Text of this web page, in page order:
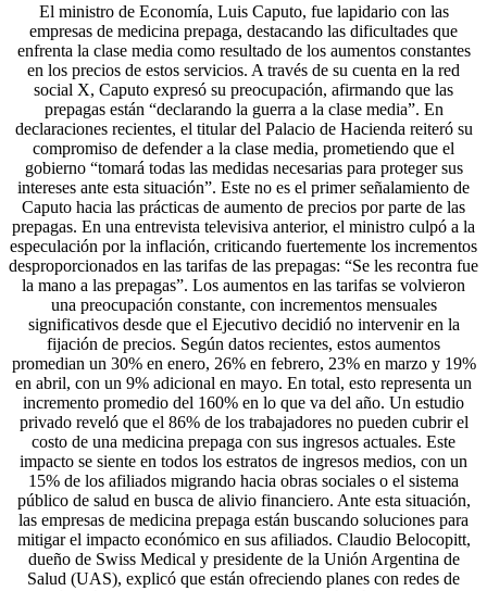
El ministro de Economía, Luis Caputo, fue lapidario con las
empresas de medicina prepaga, destacando las dificultades que
enfrenta la clase media como resultado de los aumentos constantes
en los precios de estos servicios. A través de su cuenta en la red
social X, Caputo expresó su preocupación, afirmando que las
prepagas están “declarando la guerra a la clase media”. En
declaraciones recientes, el titular del Palacio de Hacienda reiteró su
compromiso de defender a la clase media, prometiendo que el
gobierno “tomará todas las medidas necesarias para proteger sus
intereses ante esta situación”. Este no es el primer señalamiento de
Caputo hacia las prácticas de aumento de precios por parte de las
prepagas. En una entrevista televisiva anterior, el ministro culpó a la
especulación por la inflación, criticando fuertemente los incrementos
desproporcionados en las tarifas de las prepagas: “Se les recontra fue
la mano a las prepagas”. Los aumentos en las tarifas se volvieron
una preocupación constante, con incrementos mensuales
significativos desde que el Ejecutivo decidió no intervenir en la
fijación de precios. Según datos recientes, estos aumentos
promedian un 30% en enero, 26% en febrero, 23% en marzo y 19%
en abril, con un 9% adicional en mayo. En total, esto representa un
incremento promedio del 160% en lo que va del año. Un estudio
privado reveló que el 86% de los trabajadores no pueden cubrir el
costo de una medicina prepaga con sus ingresos actuales. Este
impacto se siente en todos los estratos de ingresos medios, con un
15% de los afiliados migrando hacia obras sociales o el sistema
público de salud en busca de alivio financiero. Ante esta situación,
las empresas de medicina prepaga están buscando soluciones para
mitigar el impacto económico en sus afiliados. Claudio Belocopitt,
dueño de Swiss Medical y presidente de la Unión Argentina de
Salud (UAS), explicó que están ofreciendo planes con redes de